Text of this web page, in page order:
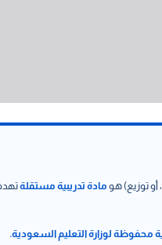
أو توزيع) هو مادة تدريبية مستقلة
محفوظة لوزارة التعليم السعودية.